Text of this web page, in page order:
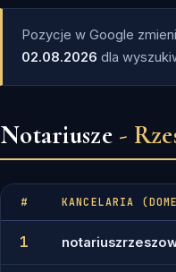
Pozycje w Google
02.08.2026 dla
Notariusze -
# KANCELARIA
1